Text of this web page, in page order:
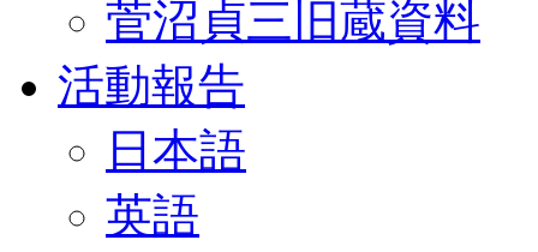
菅沼貞三旧蔵資料
活動報告
日本語
英語